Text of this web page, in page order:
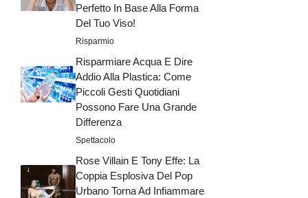
Perfetto In Base Alla Forma
Del Tuo Viso!
Risparmio
Risparmiare Acqua E Dire
Addio Alla Plastica: Come
Piccoli Gesti Quotidiani
Possono Fare Una Grande
Differenza
Spettacolo
Rose Villain E Tony Effe: La
Coppia Esplosiva Del Pop
Urbano Torna Ad Infiammare